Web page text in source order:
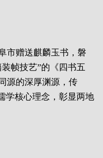
市赠送麒麟玉书，磐
帧技艺”的《四书五
源的深厚渊源，传
学核心理念，彰显两地